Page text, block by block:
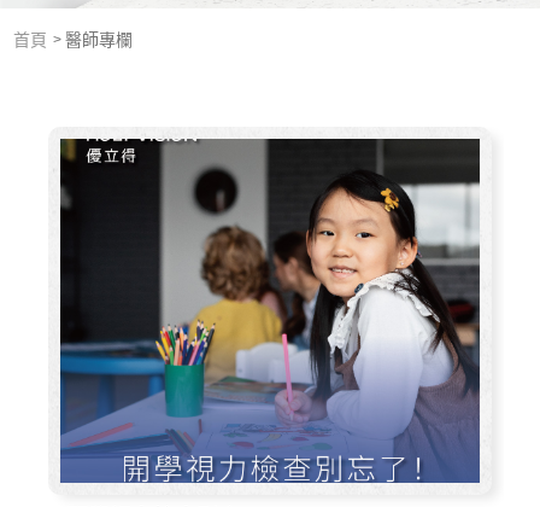
角膜塑型專用藥水
常見問題
鏡片查詢
首頁 醫師專欄